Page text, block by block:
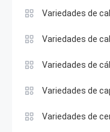
Variedades de
Variedades de
Variedades de
Variedades de
Variedades de